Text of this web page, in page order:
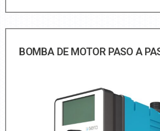
BOMBA DE MOTOR PASO A